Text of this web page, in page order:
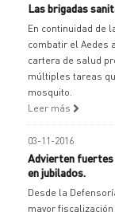
Las brigadas
En continuidad de
combatir el Aedes
cartera de salud
múltiples tareas
mosquito.
Leer más
03-11-2016
Advierten fuertes
en jubilados.
Desde la
mayor